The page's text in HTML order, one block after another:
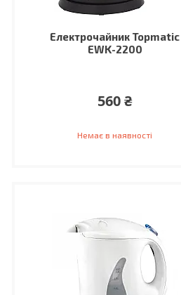
Електрочайник Topmatic
EWK-2200
560 ₴
Немає в наявності